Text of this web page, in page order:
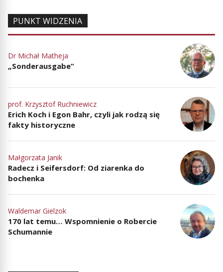
PUNKT WIDZENIA
Dr Michał Matheja
„Sonderausgabe”
prof. Krzysztof Ruchniewicz
Erich Koch i Egon Bahr, czyli jak rodzą się
fakty historyczne
Małgorzata Janik
Radecz i Seifersdorf: Od ziarenka do
bochenka
Waldemar Gielzok
170 lat temu… Wspomnienie o Robercie
Schumannie